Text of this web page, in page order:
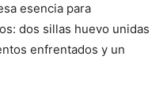
esencia para
dos sillas huevo unidas
enfrentados y un